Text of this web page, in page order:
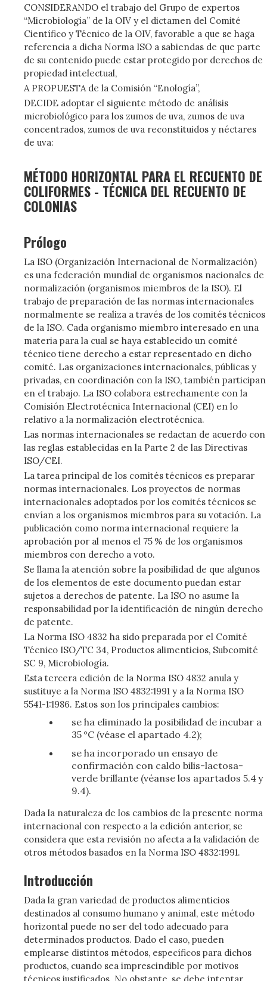
CONSIDERANDO el trabajo del Grupo de expertos
“Microbiología” de la OIV y el dictamen del Comité
Científico y Técnico de la OIV, favorable a que se haga
referencia a dicha Norma ISO a sabiendas de que parte
de su contenido puede estar protegido por derechos de
propiedad intelectual,
A PROPUESTA de la Comisión “Enología”,
DECIDE adoptar el siguiente método de análisis
microbiológico para los zumos de uva, zumos de uva
concentrados, zumos de uva reconstituidos y néctares
de uva:
MÉTODO HORIZONTAL PARA EL RECUENTO DE
COLIFORMES - TÉCNICA DEL RECUENTO DE
COLONIAS
Prólogo
La ISO (Organización Internacional de Normalización)
es una federación mundial de organismos nacionales de
normalización (organismos miembros de la ISO). El
trabajo de preparación de las normas internacionales
normalmente se realiza a través de los comités técnicos
de la ISO. Cada organismo miembro interesado en una
materia para la cual se haya establecido un comité
técnico tiene derecho a estar representado en dicho
comité. Las organizaciones internacionales, públicas y
privadas, en coordinación con la ISO, también participan
en el trabajo. La ISO colabora estrechamente con la
Comisión Electrotécnica Internacional (CEI) en lo
relativo a la normalización electrotécnica.
Las normas internacionales se redactan de acuerdo con
las reglas establecidas en la Parte 2 de las Directivas
ISO/CEI.
La tarea principal de los comités técnicos es preparar
normas internacionales. Los proyectos de normas
internacionales adoptados por los comités técnicos se
envían a los organismos miembros para su votación. La
publicación como norma internacional requiere la
aprobación por al menos el 75 % de los organismos
miembros con derecho a voto.
Se llama la atención sobre la posibilidad de que algunos
de los elementos de este documento puedan estar
sujetos a derechos de patente. La ISO no asume la
responsabilidad por la identificación de ningún derecho
de patente.
La Norma ISO 4832 ha sido preparada por el Comité
Técnico ISO/TC 34, Productos alimenticios, Subcomité
SC 9, Microbiología.
Esta tercera edición de la Norma ISO 4832 anula y
sustituye a la Norma ISO 4832:1991 y a la Norma ISO
5541-1:1986. Estos son los principales cambios:
se ha eliminado la posibilidad de incubar a
35 °C (véase el apartado 4.2);
se ha incorporado un ensayo de
confirmación con caldo bilis-lactosa-
verde brillante (véanse los apartados 5.4 y
9.4).
Dada la naturaleza de los cambios de la presente norma
internacional con respecto a la edición anterior, se
considera que esta revisión no afecta a la validación de
otros métodos basados en la Norma ISO 4832:1991.
Introducción
Dada la gran variedad de productos alimenticios
destinados al consumo humano y animal, este método
horizontal puede no ser del todo adecuado para
determinados productos. Dado el caso, pueden
emplearse distintos métodos, específicos para dichos
productos, cuando sea imprescindible por motivos